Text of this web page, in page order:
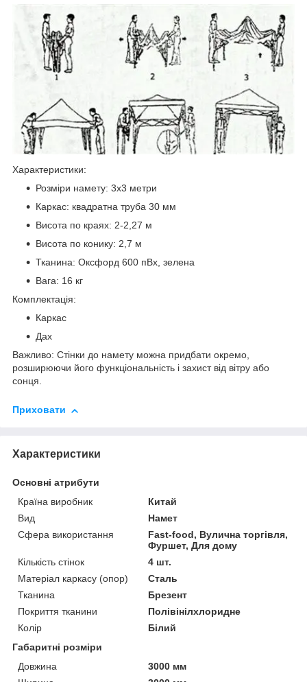
Характеристики:
Розміри намету: 3х3 метри
Каркас: квадратна труба 30 мм
Висота по краях: 2-2,27 м
Висота по конику: 2,7 м
Тканина: Оксфорд 600 пВх, зелена
Вага: 16 кг
Комплектація:
Каркас
Дах
Важливо: Стінки до намету можна придбати окремо,
розширюючи його функціональність і захист від вітру або
сонця.
Приховати
Характеристики
Основні атрибути
Країна виробник
Китай
Вид
Намет
Сфера використання
Fast-food, Вулична торгівля,
Фуршет, Для дому
Кількість стінок
4 шт.
Матеріал каркасу (опор)
Сталь
Тканина
Брезент
Покриття тканини
Полівінілхлоридне
Колір
Білий
Габаритні розміри
Довжина
3000 мм